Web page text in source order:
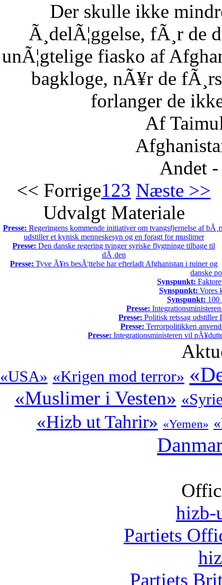
Der skulle ikke
Ã¸delÃ¦ggelse, fÃ¸r de
unÃ¦gtelige fiasko af
bagkloge, nÃ¥r de
forlanger de
Af
Andet
<< Forrige123 Næste >>
Udvalgt Materiale
Presse: Regeringens kommende initiativer om tvangsfjernelse af
udstiller et kynisk menneskesyn og en foragt for muslimer
Presse: Den danske regering tvinger syriske flygtninge tilbage til
dÃ¸den
Presse: Tyve Ã¥rs besÃ¦ttelse har efterladt Afghanistan i ruiner og
danske
Synspunkt:
Synspunkt: Vores
Synspunkt: 100
Presse:
Presse: Politisk retssag udstiller
Presse: Terrorpolitikken
Presse: Integrationsministeren vil
«USA» «Krigen mod terror»
«Muslimer i Vesten»
«Hizb ut Tahrir» «Yemen»
hizb-
Partiets
Partiets